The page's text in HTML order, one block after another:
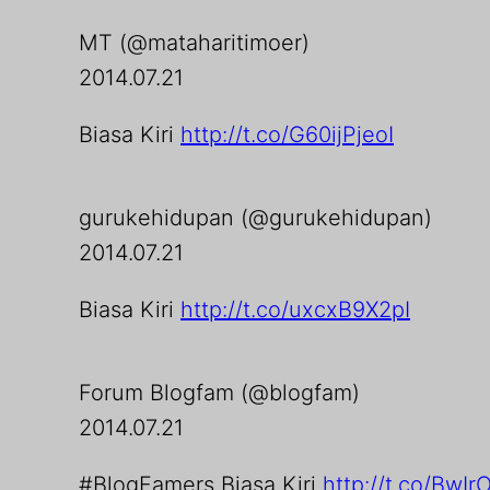
MT (@mataharitimoer)
2014.07.21
Biasa Kiri http://t.co/G60ijPjeoI
gurukehidupan (@gurukehidupan)
2014.07.21
Biasa Kiri http://t.co/uxcxB9X2pI
Forum Blogfam (@blogfam)
2014.07.21
#BlogFamers Biasa Kiri http://t.co/